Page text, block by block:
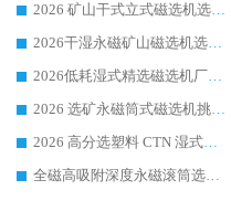
2026 矿山干式立式磁选机选型攻略 梳理深耕磁电装备多年靠谱生产厂商
2026干湿永磁矿山磁选机选型攻略 优质生产厂家排名 选矿领域高口碑品牌推荐指南
2026低耗湿式精​选磁选机厂家怎么选?湿式精选磁选机供应商，行业认可度较高生产厂家华体会手机网页版-华体会(中国) 全面解析
2026 选矿永磁筒式磁选机挑选干货：华体会手机网页版-华体会(中国) 源头厂，绿色高效实力出众
2026 高分选塑料 CTN 湿式顺流磁选机选购指南，靠谱源头厂家华体会手机网页版-华体会(中国) 详解
全磁高吸附深度永磁滚筒选购指南 业内口碑稳定磁电设备生产厂家详细推荐